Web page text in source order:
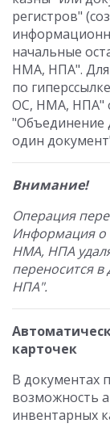
регистров"
начальные
НМА, НПА". Для
по
ОС, НМА, НПА"
"Объединение
один
Внимание!
Операция
Информация о
НМА, НПА
переносится
НПА".
карточек
В документах
возможность
инвентарных